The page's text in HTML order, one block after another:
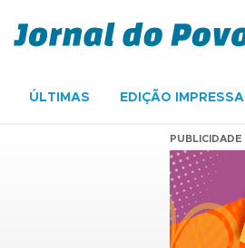
ÚLTIMAS EDIÇÃO IMPRESSA
PUBLICIDADE